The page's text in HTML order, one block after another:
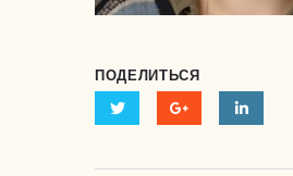
ПОДЕЛИТЬСЯ